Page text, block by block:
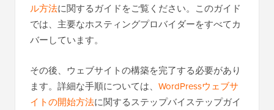
ル方法に関するガイドをご覧ください。このガイド
では、主要なホスティングプロバイダーをすべてカ
バーしています。
その後、ウェブサイトの構築を完了する必要があり
ます。詳細な手順については、 WordPressウェブサ
イトの開始方法に関するステップバイステップガイ